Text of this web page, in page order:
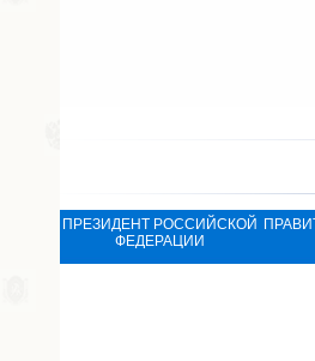
ПРЕЗИДЕНТ РОССИЙСКОЙ
ФЕДЕРАЦИИ